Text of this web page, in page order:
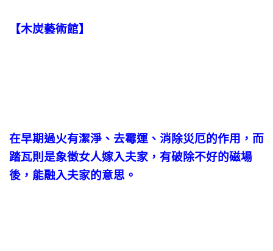
【木炭藝術館】
在早期過火有潔淨、去霉運、消除災厄的作用，而
踏瓦則是象徵女人嫁入夫家，有破除不好的磁場
後，能融入夫家的意思。